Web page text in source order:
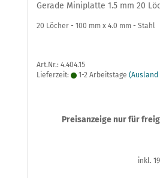
Gerade Miniplatte 1.5 mm 20
20 Löcher - 100 mm x 4.0 mm - Stahl
Art.Nr.: 4.404.15
Lieferzeit:
1-2 Arbeitstage
Preisanzeige nur für
inkl.